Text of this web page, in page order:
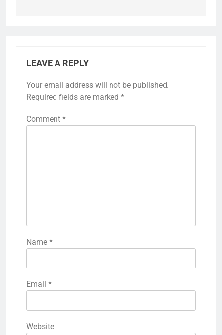
LEAVE A REPLY
Your email address will not be published.
Required fields are marked *
Comment *
Name *
Email *
Website